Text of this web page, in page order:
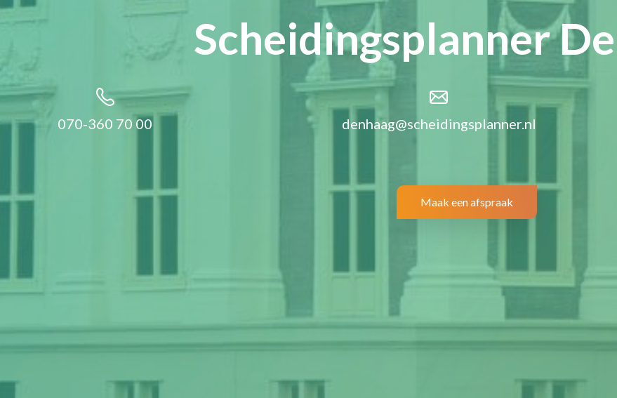
Scheidingsplanner
070-360 70 00 denhaag@scheidingsplanner.nl
Maak een afspraak